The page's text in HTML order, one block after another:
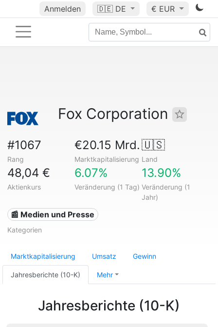
Anmelden 🇩🇪 DE € EUR
Fox Corporation
#1067
Rang
€20.15 Mrd.
Marktkapitalisierung
🇺🇸
Land
48,04 €
Aktienkurs
6.07%
Veränderung (1 Tag)
13.90%
Veränderung (1
Jahr)
📰 Medien und Presse
Kategorien
Marktkapitalisierung Umsatz Gewinn
Jahresberichte (10-K) Mehr
Jahresberichte (10-K)